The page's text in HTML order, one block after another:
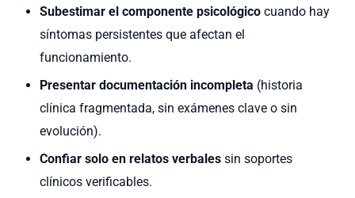
Subestimar el componente psicológico cuando hay
síntomas persistentes que afectan el
funcionamiento.
Presentar documentación incompleta (historia
clínica fragmentada, sin exámenes clave o sin
evolución).
Confiar solo en relatos verbales sin soportes
clínicos verificables.